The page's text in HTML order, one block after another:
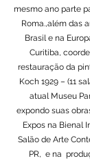
mesmo ano parte
Roma.,além das
Brasil e na
Curitiba,
restauração da
Koch 1929 – (11
atual Museu
expondo suas
Expos na Bienal
Salão de Arte
PR, e na